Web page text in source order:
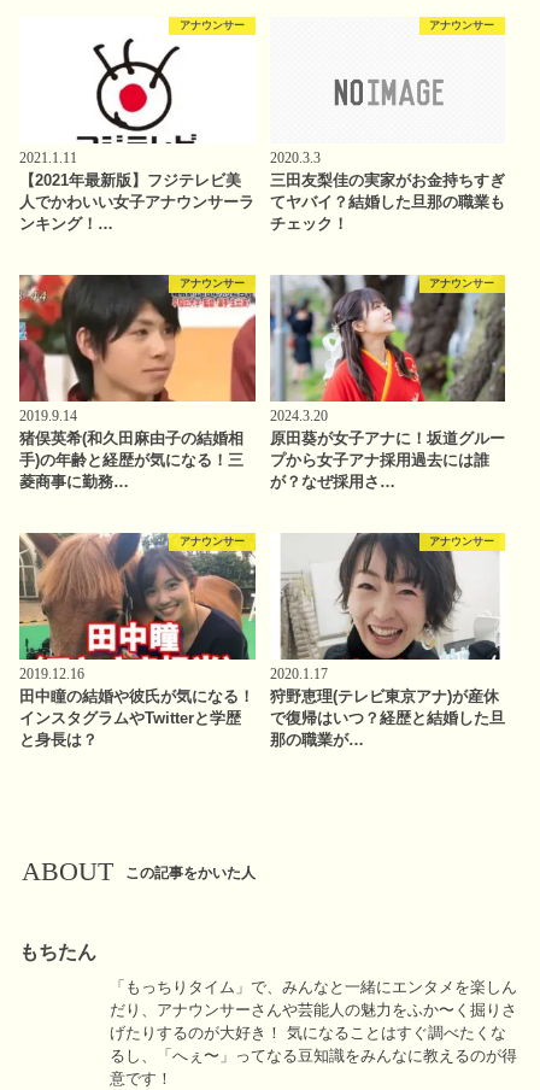
アナウンサー
2021.1.11
【2021年最新版】フジテレビ美
人でかわいい女子アナウンサーラ
ンキング！…
アナウンサー
2020.3.3
三田友梨佳の実家がお金持ちすぎ
てヤバイ？結婚した旦那の職業も
チェック！
アナウンサー
2019.9.14
猪俣英希(和久田麻由子の結婚相
手)の年齢と経歴が気になる！三
菱商事に勤務…
アナウンサー
2024.3.20
原田葵が女子アナに！坂道グルー
プから女子アナ採用過去には誰
が？なぜ採用さ…
アナウンサー
2019.12.16
田中瞳の結婚や彼氏が気になる！
インスタグラムやTwitterと学歴
と身長は？
アナウンサー
2020.1.17
狩野恵理(テレビ東京アナ)が産休
で復帰はいつ？経歴と結婚した旦
那の職業が…
ABOUT この記事をかいた人
もちたん
「もっちりタイム」で、みんなと一緒にエンタメを楽しん
だり、アナウンサーさんや芸能人の魅力をふか〜く掘りさ
げたりするのが大好き！ 気になることはすぐ調べたくな
るし、「へぇ〜」ってなる豆知識をみんなに教えるのが得
意です！